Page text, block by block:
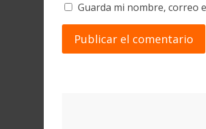
Guarda mi nombre, correo